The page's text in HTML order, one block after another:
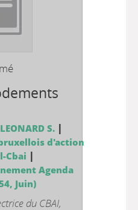
LEONARD S. |
d'action
Cbai |
Agenda
Juin)
du CBAI,